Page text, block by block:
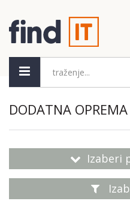
DODATNA OPREMA
Izaberi